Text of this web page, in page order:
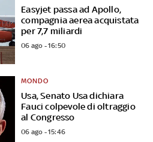
Easyjet passa ad Apollo,
compagnia aerea acquistata
per 7,7 miliardi
06 ago - 16:50
Usa, Senato Usa dichiara
Fauci colpevole di oltraggio
al Congresso
MONDO
06 ago - 15:46